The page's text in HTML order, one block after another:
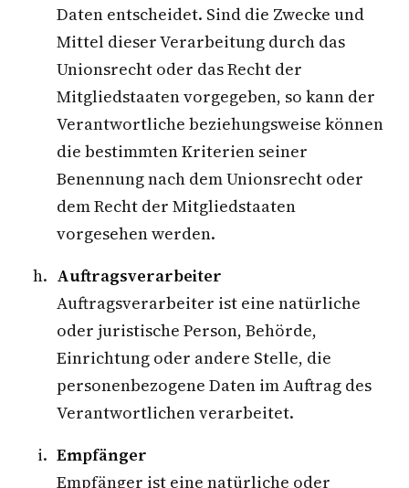
Daten entscheidet. Sind die Zwecke und
Mittel dieser Verarbeitung durch das
Unionsrecht oder das Recht der
Mitgliedstaaten vorgegeben, so kann der
Verantwortliche beziehungsweise können
die bestimmten Kriterien seiner
Benennung nach dem Unionsrecht oder
dem Recht der Mitgliedstaaten
vorgesehen werden.
Auftragsverarbeiter
Auftragsverarbeiter ist eine natürliche
oder juristische Person, Behörde,
Einrichtung oder andere Stelle, die
personenbezogene Daten im Auftrag des
Verantwortlichen verarbeitet.
Empfänger
Empfänger ist eine natürliche oder